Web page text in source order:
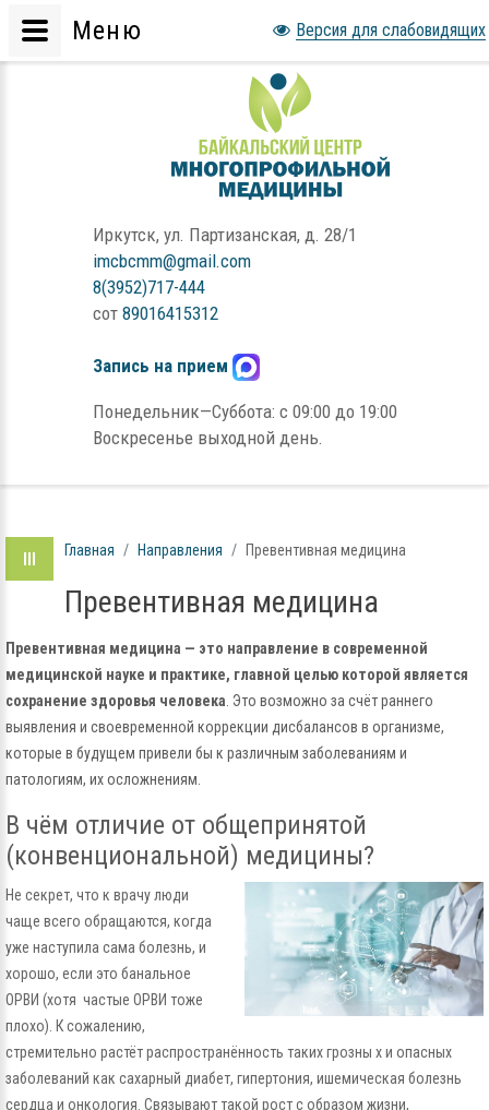
Иркутск, ул. Партизанская, д. 28/1
imcbcmm@gmail.com
8(3952)717-444
сот 89016415312
Запись на прием
Понедельник—Суббота: с 09:00 до 19:00
Воскресенье выходной день.
Главная Направления Превентивная медицина
Превентивная медицина
Превентивная медицина — это направление в современной
медицинской науке и практике, главной целью которой является
сохранение здоровья человека . Это возможно за счёт раннего
выявления и своевременной коррекции дисбалансов в организме,
которые в будущем привели бы к различным заболеваниям и
патологиям, их осложнениям.
В чём отличие от общепринятой
(конвенциональной) медицины?
Не секрет, что к врачу люди
чаще всего обращаются, когда
уже наступила сама болезнь, и
хорошо, если это банальное
ОРВИ (хотя частые ОРВИ тоже
плохо). К сожалению,
стремительно растёт распространённость таких грозны х и опасных
заболеваний как сахарный диабет, гипертония, ишемическая болезнь
сердца и онкология. Связывают такой рост с образом жизни,
Версия для слабовидящих
Меню